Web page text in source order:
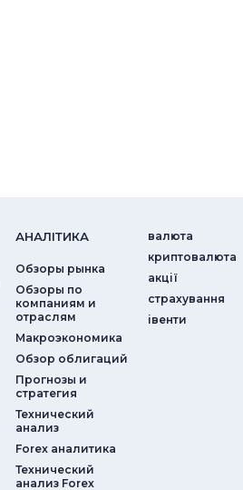
АНАЛIТИКА
Обзоры рынка
Обзоры по
компаниям и
отраслям
Макроэкономика
Обзор облигаций
Прогнозы и
стратегия
Технический
анализ
Forex аналитика
Технический
анализ Forex
валюта
криптовалюта
акції
страхування
iвенти